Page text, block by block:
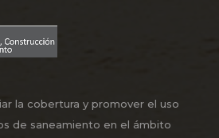
la cobertura y promover el uso
de saneamiento en el ámbito